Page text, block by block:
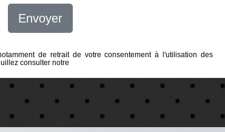
Envoyer
de retrait de votre consentement à l'utilisation des
consulter notre